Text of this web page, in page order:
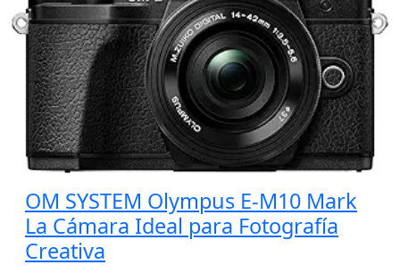
OM SYSTEM Olympus E-M10 Mark
La Cámara Ideal para Fotografía
Creativa